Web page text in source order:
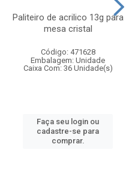
Paliteiro de acrilico 13g para
mesa cristal
Código: 471628
Embalagem: Unidade
Caixa Com: 36 Unidade(s)
Faça seu login ou
cadastre-se para
comprar.